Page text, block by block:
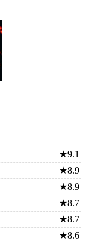
★9.1
★8.9
★8.9
★8.7
★8.7
★8.6